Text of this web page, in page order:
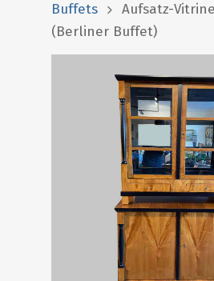
Buffets
Aufsatz-
(Berliner Buffet)